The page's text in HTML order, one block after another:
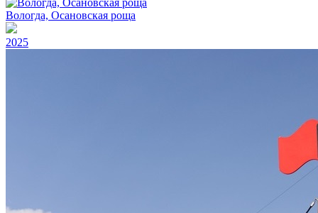
Вологда, Осановская роща
2025